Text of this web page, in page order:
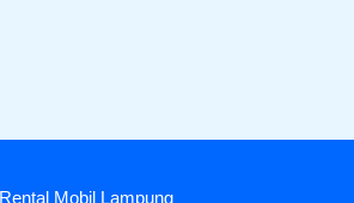
Rental Mobil Lampung